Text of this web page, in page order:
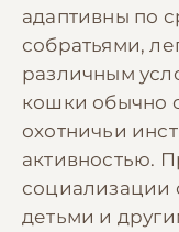
адаптивны по
собратьями,
различным
кошки обычно
охотничьи
активностью.
социализации
детьми и